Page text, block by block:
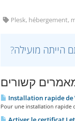
Plesk, hébergement,
קשורים
Installation rapide de
Pour une installation rapide